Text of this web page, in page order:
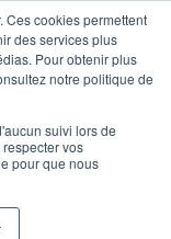
Ces cookies permettent
des services plus
Pour obtenir plus
notre politique de
suivi lors de
vos
pour que nous
la
!